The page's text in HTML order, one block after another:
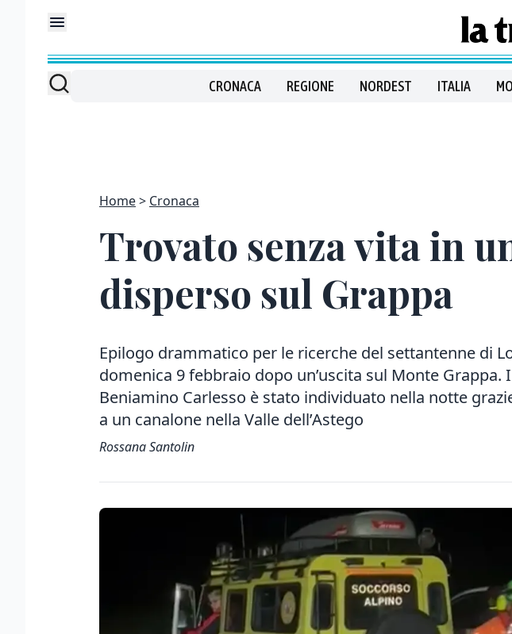
CRONACA REGIONE NORDEST ITALIA
Home Cronaca
Trovato senza vita in
disperso sul Grappa
Epilogo drammatico per le ricerche del settantenne di
domenica 9 febbraio dopo un’uscita sul Monte Grappa.
Beniamino Carlesso è stato individuato nella notte
a un canalone nella Valle dell’Astego
Rossana Santolin